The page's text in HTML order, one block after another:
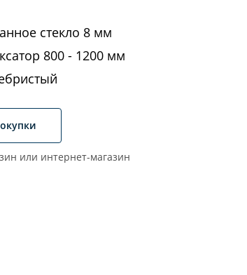
стекло 8 мм
800 - 1200 мм
или интернет-магазин